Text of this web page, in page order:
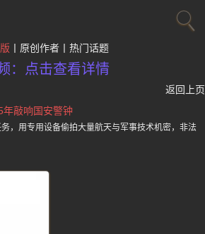
原创作者 热门话题
：点击查看详情
返回上页
敲响国安警钟
，用专用设备偷拍大量航天与军事技术机密，非法